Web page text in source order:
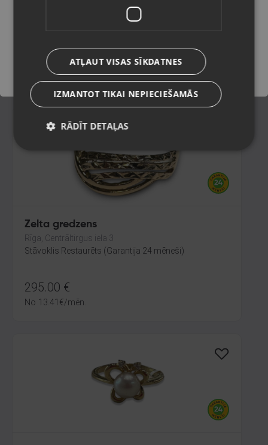
Stāvoklis Restaurēts (Garantija 24 mēneši)
105.00 €
4.77€/mēn.
Zelta gredzens
Rīga, Centrāltirgus iela 3
Stāvoklis Restaurēts (Garantija 24 mēneši)
295.00 €
No 13.41 €/mēn.
Saglabāt
ATĻAUT VISAS SĪKDATNES
IZMANTOT TIKAI NEPIECIEŠAMĀS
RĀDĪT DETAĻAS